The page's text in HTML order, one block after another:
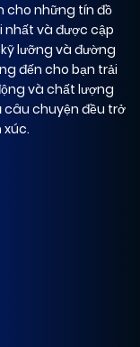
cho những tín đồ
nhất và được cập
lưỡng và đường
đến cho bạn trải
và chất lượng
câu chuyện đều trở
xúc.